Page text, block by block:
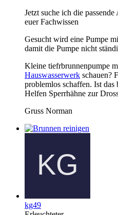
Jetzt suche ich die
euer Fachwissen
Gesucht wird eine Pumpe
damit die Pumpe nicht
Kleine tiefrbrunnenpumpe
Hauswasserwerk schauen?
problemlos schaffen. Ist
Helfen Sperrhähne zur
Gruss Norman
kg49